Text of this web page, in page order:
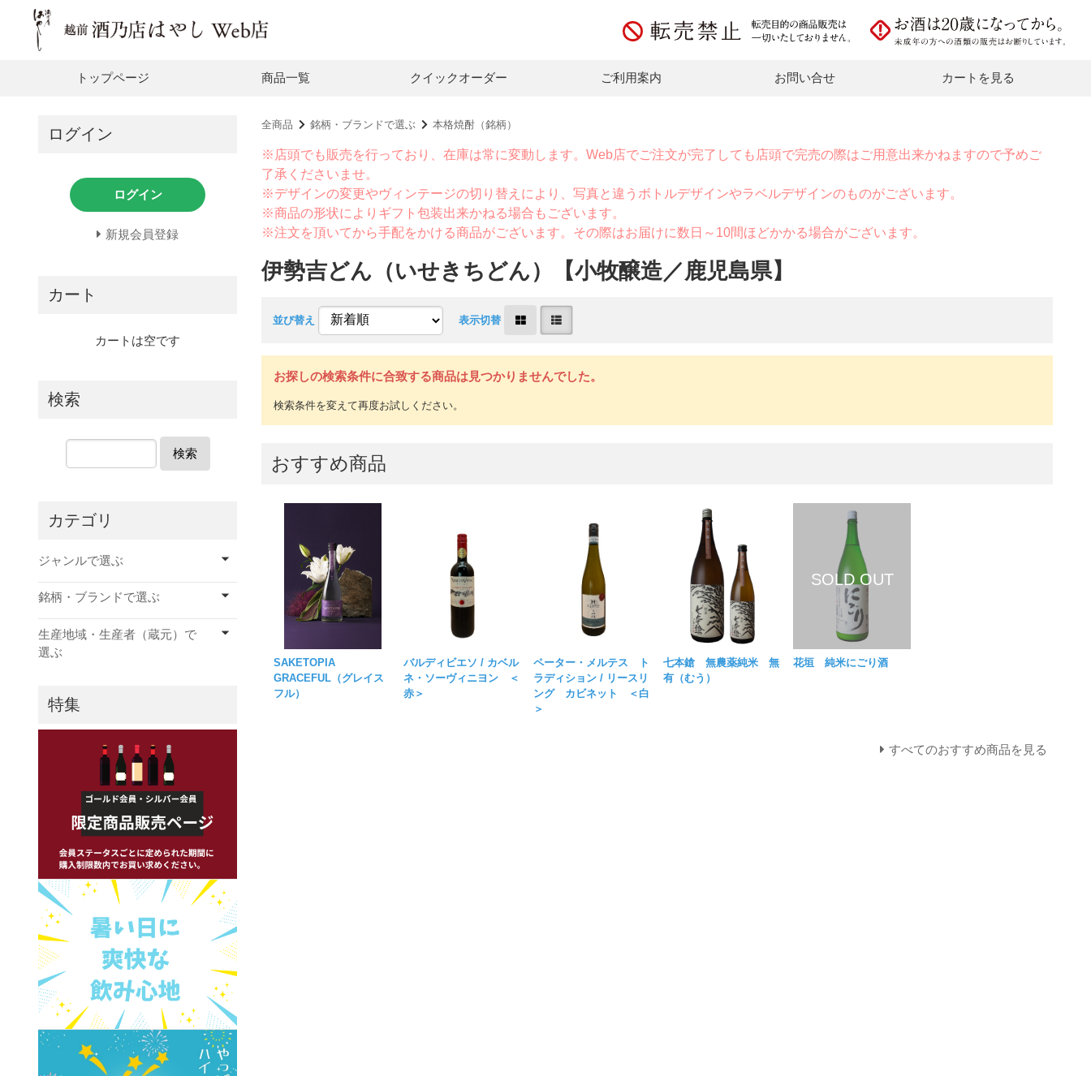
トップページ 商品一覧 クイックオーダー ご利用案内 お問い合せ カートを見る
全商品 銘柄・ブランドで選ぶ 本格焼酎（銘柄）
※店頭でも販売を行っており、在庫は常に変動します。Web店でご注文が完了しても店頭で完売の際はご用意出来かねますので予めご
了承くださいませ。
※デザインの変更やヴィンテージの切り替えにより、写真と違うボトルデザインやラベルデザインのものがございます。
※商品の形状によりギフト包装出来かねる場合もございます。
※注文を頂いてから手配をかける商品がございます。その際はお届けに数日～10間ほどかかる場合がございます。
伊勢吉どん（いせきちどん）【小牧醸造／鹿児島県】
並び替え 表示切替
お探しの検索条件に合致する商品は見つかりませんでした。
おすすめ商品
SAKETOPIA
GRACEFUL（グレイス
フル）
バルディビエソ / カベル
ネ・ソーヴィニヨン ＜
赤＞
ペーター・メルテス ト
ラディション / リースリ
ング カビネット ＜白
＞
七本鎗 無農薬純米 無
有（むう）
花垣 純米にごり酒
すべてのおすすめ商品を見る
ログイン
ログイン
新規会員登録
カート
カートは空です
検索
検索
カテゴリ
ジャンルで選ぶ
銘柄・ブランドで選ぶ
生産地域・生産者（蔵元）で
選ぶ
特集